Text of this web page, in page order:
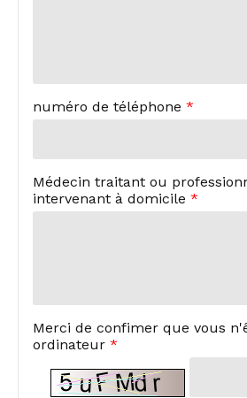
numéro de téléphone *
Médecin traitant ou
intervenant à domicile *
Merci de confimer que vous
ordinateur *